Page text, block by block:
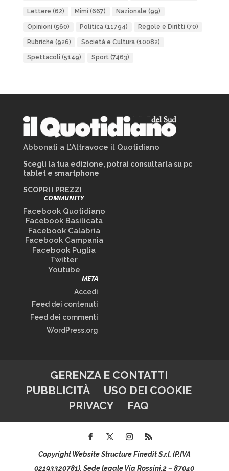
Lettere (62) Mimì (667) Nazionale (99)
Opinioni (560) Politica(11794) Regole e Diritti (70)
Rubriche (926) Società e Cultura(10082)
Spettacoli (5149) Sport(7463)
Abbonati a L’Altravoce il Quotidiano
Scegli la tua edizione, potrai consultarla su pc
tablet e smartphone
SCOPRI I PREZZI
COMMUNITY
Facebook Quotidiano
Facebook Basilicata
Facebook Calabria
Facebook Campania
Facebook Puglia
Twitter
Youtube
META
Accedi
Feed dei contenuti
Feed dei commenti
WordPress.org
GERENZA E CONTATTI
PUBBLICITÀ
USO DEI COOKIE
PRIVACY
FAQ
Copyright Website Structure Finedit S.r.l. (P.IVA
02193320781), Sede legale Via Rossini,2 – 87040